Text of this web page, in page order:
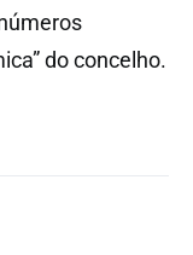
do concelho.